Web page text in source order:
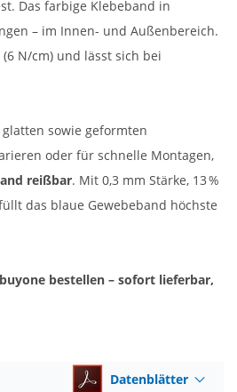
Das farbige Klebeband in
– im Innen- und Außenbereich.
(6 N/cm) und lässt sich bei
sowie geformten
oder für schnelle Montagen,
reißbar. Mit 0,3 mm Stärke, 13 %
das blaue Gewebeband höchste
bestellen – sofort lieferbar,
Datenblätter